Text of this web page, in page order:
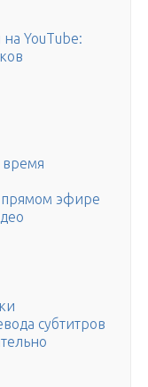
YouTube:
время
прямом эфире
субтитров